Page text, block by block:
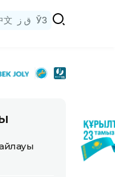
文 ق ز ЎЗ